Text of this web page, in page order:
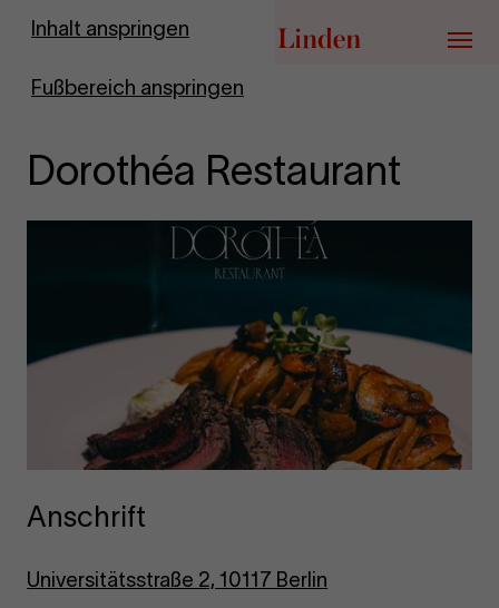
Inhalt anspringen
Fußbereich anspringen
Zur Startseite
Menü
Dorothéa Restaurant
Anschrift
Universitätsstraße 2, 10117 Berlin